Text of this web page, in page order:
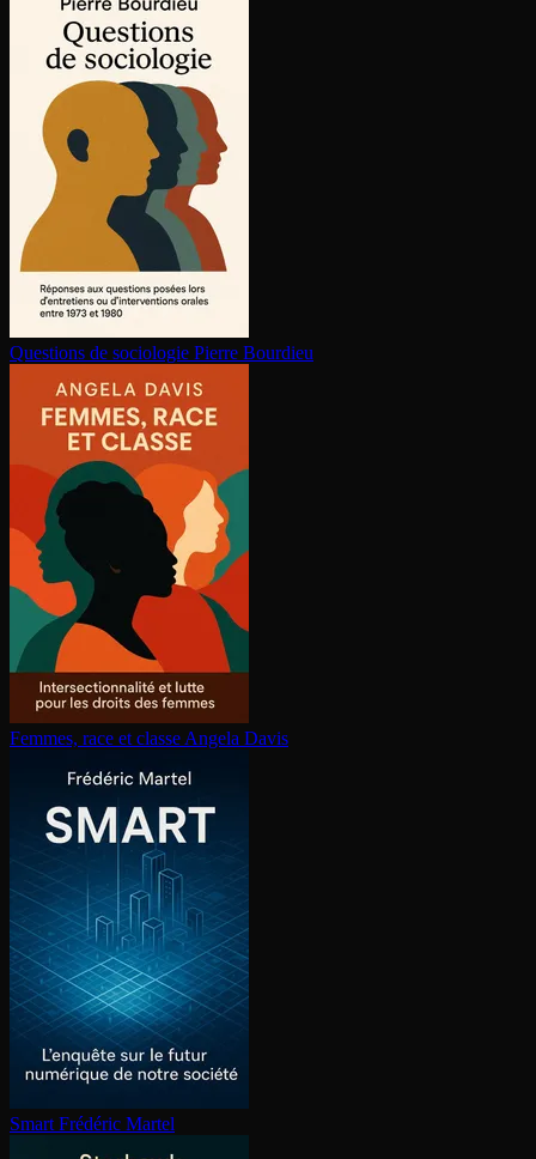
Questions de sociologie Pierre Bourdieu
Femmes, race et classe Angela Davis
Smart Frédéric Martel